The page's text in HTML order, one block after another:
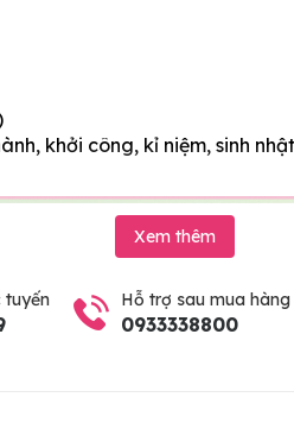
khởi công, kỉ niệm, sinh
Xem thêm
tuyến Hỗ trợ sau mua hàng
0933338800